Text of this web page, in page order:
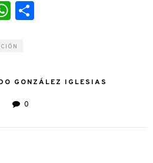
WhatsApp
GONZÁLEZ IGLESIAS
0